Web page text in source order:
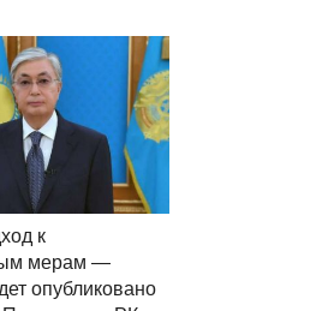
к
мерам —
опубликовано